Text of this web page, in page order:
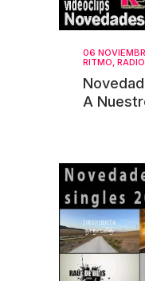
06
RITMO,
A